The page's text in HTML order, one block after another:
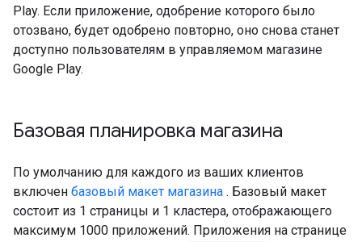
Play. Если приложение, одобрение которого было
отозвано, будет одобрено повторно, оно снова станет
доступно пользователям в управляемом магазине
Google Play.
Базовая планировка магазина
По умолчанию для каждого из ваших клиентов
включен базовый макет магазина . Базовый макет
состоит из 1 страницы и 1 кластера, отображающего
максимум 1000 приложений. Приложения на странице